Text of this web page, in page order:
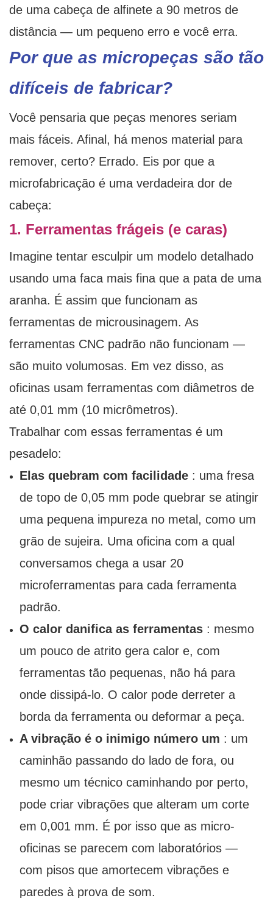
de uma cabeça de alfinete a 90 metros de
distância — um pequeno erro e você erra.
Por que as micropeças são tão
difíceis de fabricar?
Você pensaria que peças menores seriam
mais fáceis. Afinal, há menos material para
remover, certo? Errado. Eis por que a
microfabricação é uma verdadeira dor de
cabeça:
1. Ferramentas frágeis (e caras)
Imagine tentar esculpir um modelo detalhado
usando uma faca mais fina que a pata de uma
aranha. É assim que funcionam as
ferramentas de microusinagem. As
ferramentas CNC padrão não funcionam —
são muito volumosas. Em vez disso, as
oficinas usam ferramentas com diâmetros de
até 0,01 mm (10 micrômetros).
Trabalhar com essas ferramentas é um
pesadelo:
Elas quebram com facilidade: uma fresa
de topo de 0,05 mm pode quebrar se atingir
uma pequena impureza no metal, como um
grão de sujeira. Uma oficina com a qual
conversamos chega a usar 20
microferramentas para cada ferramenta
padrão.
O calor danifica as ferramentas: mesmo
um pouco de atrito gera calor e, com
ferramentas tão pequenas, não há para
onde dissipá-lo. O calor pode derreter a
borda da ferramenta ou deformar a peça.
A vibração é o inimigo número um : um
caminhão passando do lado de fora, ou
mesmo um técnico caminhando por perto,
pode criar vibrações que alteram um corte
em 0,001 mm. É por isso que as micro-
oficinas se parecem com laboratórios —
com pisos que amortecem vibrações e
paredes à prova de som.